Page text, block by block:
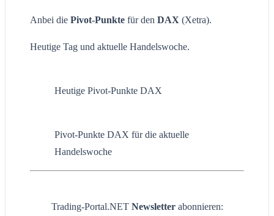
Anbei die Pivot-Punkte für den DAX (Xetra).
Heutige Tag und aktuelle Handelswoche.
Heutige Pivot-Punkte DAX
Pivot-Punkte DAX für die aktuelle
Handelswoche
Trading-Portal.NET Newsletter abonnieren: